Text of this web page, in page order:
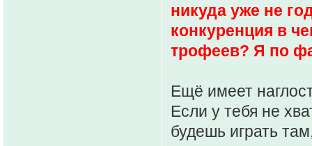
никуда уже не
конкуренция в
трофеев? Я по
Ещё имеет
Если у тебя не
будешь играть